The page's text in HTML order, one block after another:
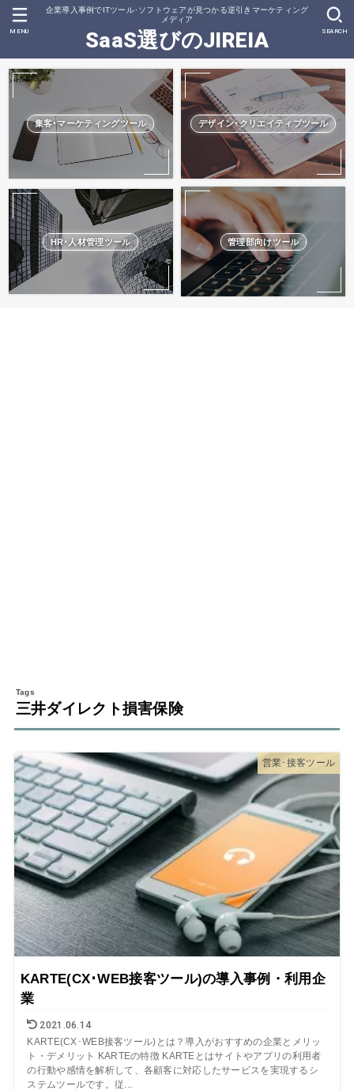
企業導入事例でITツール･ソフトウェアが見つかる逆引きマーケティング
メディア
SaaS選びのJIREIA SEARCH
MENU
集客･マーケティングツール デザイン･クリエイティブツール
HR･人材管理ツール 管理部向けツール
三井ダイレクト損害保険
営業･接客ツール
KARTE(CX･WEB接客ツール)の導入事例・利用企
業
2021.06.14
KARTE(CX･WEB接客ツール)とは？導入がおすすめの企業とメリッ
ト・デメリット KARTEの特徴 KARTEとはサイトやアプリの利用者
の行動や感情を解析して、各顧客に対応したサービスを実現するシ
ステムツールです。従...